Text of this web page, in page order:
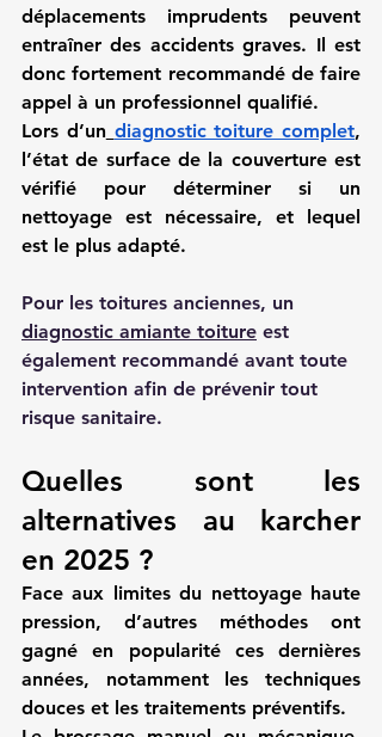
déplacements imprudents peuvent
entraîner des accidents graves. Il est
donc fortement recommandé de faire
appel à un professionnel qualifié.
Lors d’un diagnostic toiture complet,
l’état de surface de la couverture est
vérifié pour déterminer si un
nettoyage est nécessaire, et lequel
est le plus adapté.
Pour les toitures anciennes, un
diagnostic amiante toiture est
également recommandé avant toute
intervention afin de prévenir tout
risque sanitaire.
Quelles sont les
alternatives au karcher
en 2025 ?
Face aux limites du nettoyage haute
pression, d’autres méthodes ont
gagné en popularité ces dernières
années, notamment les techniques
douces et les traitements préventifs.